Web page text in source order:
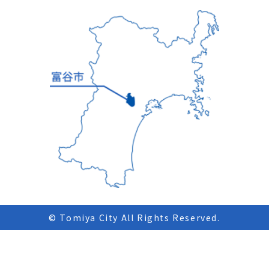
© Tomiya City All Rights Reserved.